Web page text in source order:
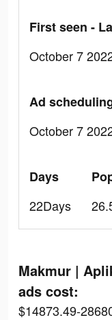
First seen -
October 7
Ad
October 7
Days
22Days
Makmur |
ads cost:
$14873.49-